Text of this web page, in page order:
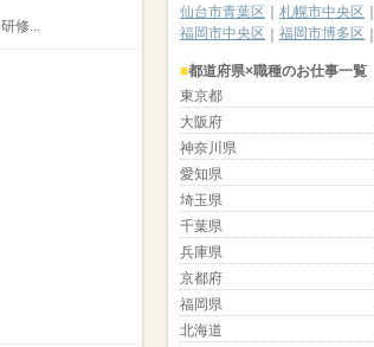
修...
仙台市青葉区
札幌市中央区
福岡市中央区
福岡市博多区
都道府県×職種のお仕事一覧
東京都
大阪府
神奈川県
愛知県
埼玉県
千葉県
兵庫県
京都府
福岡県
北海道